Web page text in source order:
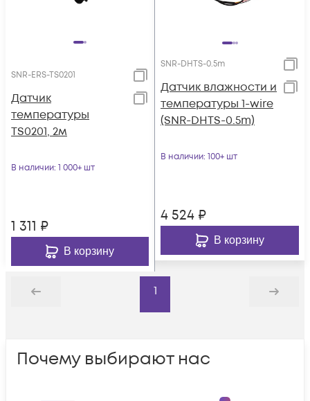
SNR-ERS-TS0201
Датчик
температуры
TS0201, 2м
В наличии: 1 000+ шт
1 311 ₽
В корзину
SNR-DHTS-0.5m
Датчик влажности и
температуры 1-wire
(SNR-DHTS-0.5m)
В наличии: 100+ шт
4 524 ₽
В корзину
Назад
1
Дальше
Почему выбирают нас